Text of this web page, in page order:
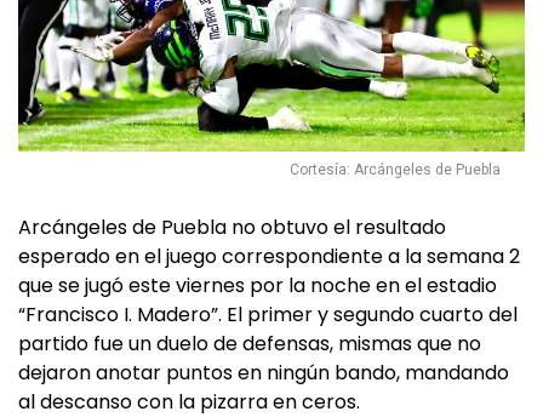
Cortesía: Arcángeles de Puebla
Arcángeles de Puebla no obtuvo el resultado
esperado en el juego correspondiente a la semana 2
que se jugó este viernes por la noche en el estadio
“Francisco I. Madero”. El primer y segundo cuarto del
partido fue un duelo de defensas, mismas que no
dejaron anotar puntos en ningún bando, mandando
al descanso con la pizarra en ceros.